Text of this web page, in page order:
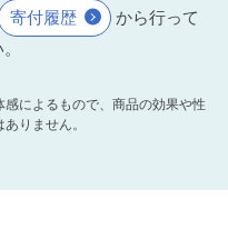
寄付履歴
から行って
によるもので、商品の効果や性
りません。